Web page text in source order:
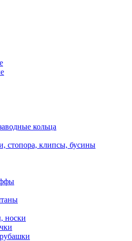
кольца
стопора, клипсы, бусины
носки